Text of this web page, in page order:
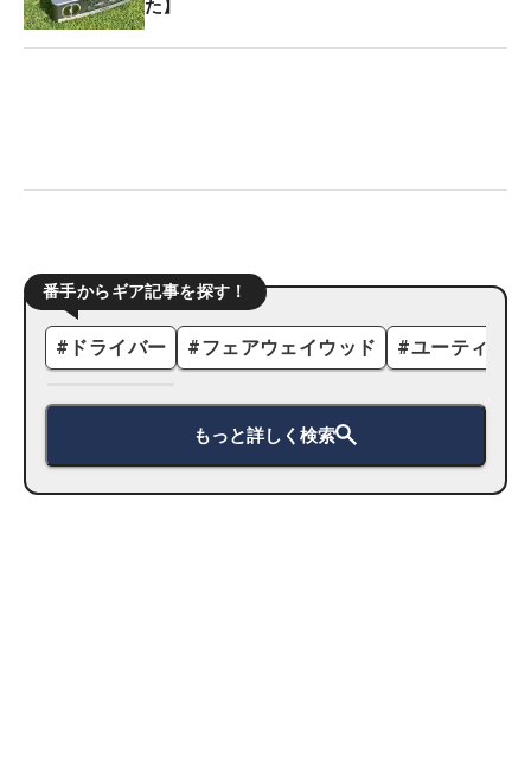
た】
番手からギア記事を探す！
# ドライバー #フェアウェイウッド #ユーティリ
もっと詳しく検索